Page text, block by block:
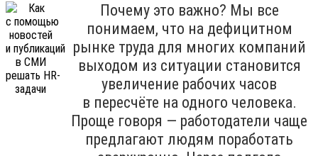
Почему это важно? Мы все
понимаем, что на дефицитном
рынке труда для многих компаний
выходом из ситуации становится
увеличение рабочих часов
в пересчёте на одного человека.
Проще говоря — работодатели чаще
предлагают людям поработать